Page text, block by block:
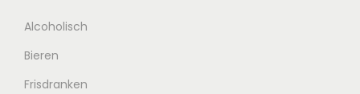
Alcoholisch
Bieren
Frisdranken